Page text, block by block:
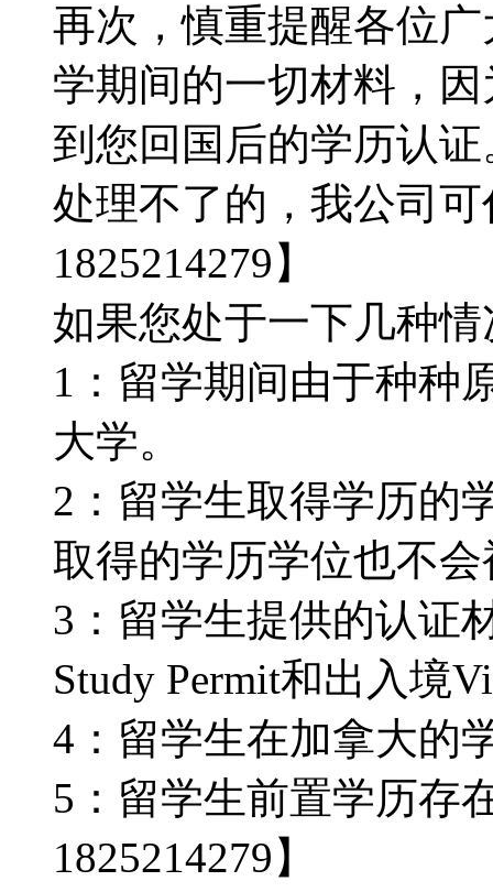
再次，慎重提醒各位
学期间的一切材料，
到您回国后的学历认
处理不了的，我公司
1825214279】
如果您处于一下几种情
1：留学期间由于种种
大学。
2：留学生取得学历的
取得的学历学位也不会
3：留学生提供的认证
Study Permit和出入境
4：留学生在加拿大的
5：留学生前置学历存
1825214279】